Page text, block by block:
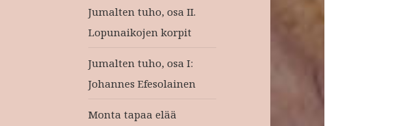
Jumalten tuho, osa II.
Lopunaikojen korpit
Jumalten tuho, osa I:
Johannes Efesolainen
Monta tapaa elää